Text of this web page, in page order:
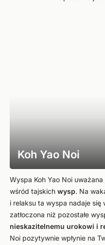
Koh Yao Noi
Wyspa Koh Yao Noi
wśród tajskich wysp. Na
i relaksu ta wyspa nadaje
zatłoczona niż pozostałe
nieskazitelnemu urokowi i
Noi pozytywnie wpłynie na